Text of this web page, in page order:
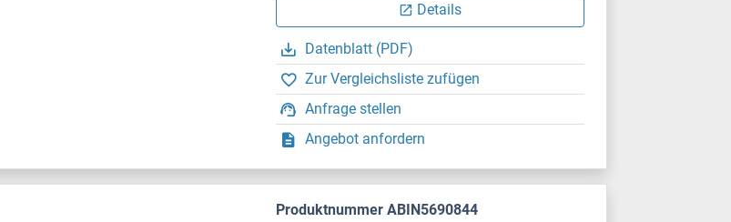
Details
Datenblatt (PDF)
Zur Vergleichsliste zufügen
Anfrage stellen
Angebot anfordern
Produktnummer ABIN5690844